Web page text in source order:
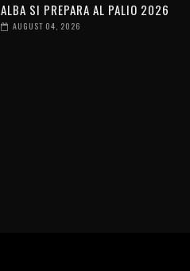
ALBA SI PREPARA AL PALIO 2026
AUGUST 04, 2026